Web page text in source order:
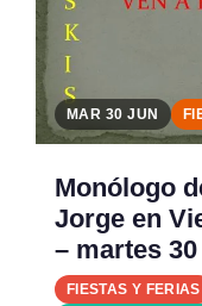
MAR 30 JUN
Monólogo
Jorge en
– martes
FIESTAS Y FERIAS